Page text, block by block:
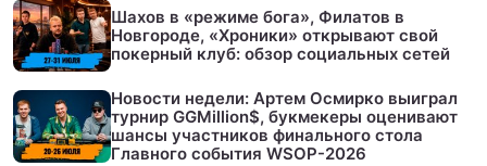
Шахов в «режиме бога», Филатов в
Новгороде, «Хроники» открывают свой
покерный клуб: обзор социальных сетей
Новости недели: Артем Осмирко выиграл
турнир GGMillion$, букмекеры оценивают
шансы участников финального стола
Главного события WSOP-2026